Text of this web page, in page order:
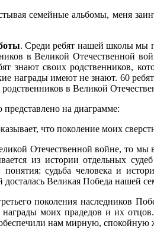
семейные альбомы, меня
. Среди ребят нашей школы мы
в Великой Отечественной
знают своих родственников,
награды имеют не знают. 60
в Великой
представлено на диаграмме:
что поколение моих
Отечественной войне, то
из истории отдельных
судьба человека и
досталась Великая Победа нашей
поколения наследников
моих прадедов и их
нам мирную, спокойную